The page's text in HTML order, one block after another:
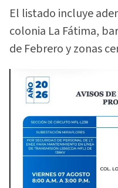
El listado incluye
colonia La Fátima,
de Febrero y zonas